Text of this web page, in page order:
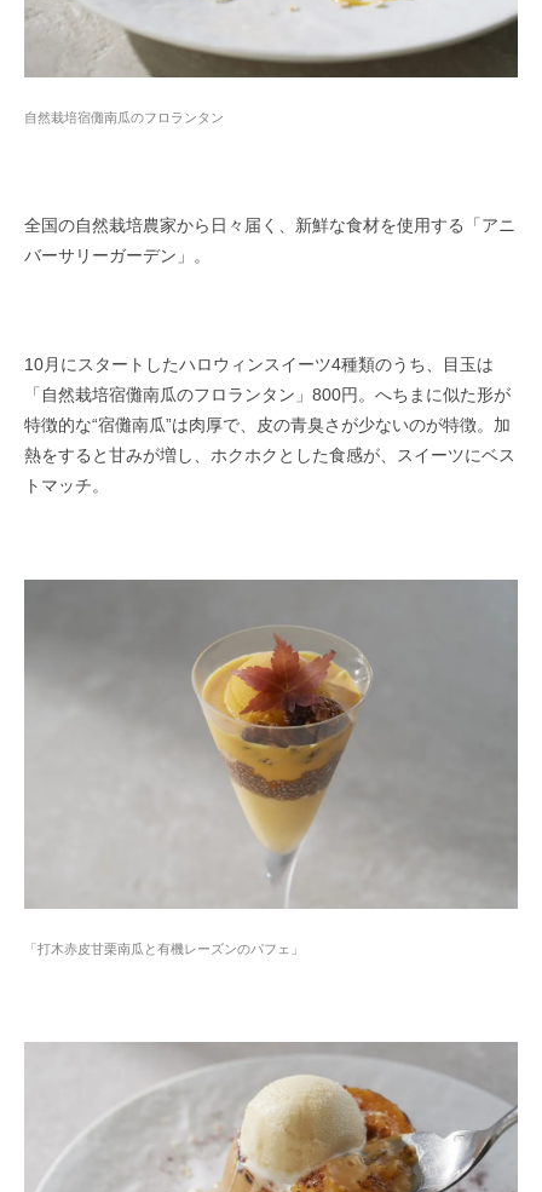
自然栽培宿儺南瓜のフロランタン
全国の自然栽培農家から日々届く、新鮮な食材を使用する「アニ
バーサリーガーデン」。
10月にスタートしたハロウィンスイーツ4種類のうち、目玉は
「自然栽培宿儺南瓜のフロランタン」800円。へちまに似た形が
特徴的な“宿儺南瓜”は肉厚で、皮の青臭さが少ないのが特徴。加
熱をすると甘みが増し、ホクホクとした食感が、スイーツにベス
トマッチ。
「打木赤皮甘栗南瓜と有機レーズンのパフェ」